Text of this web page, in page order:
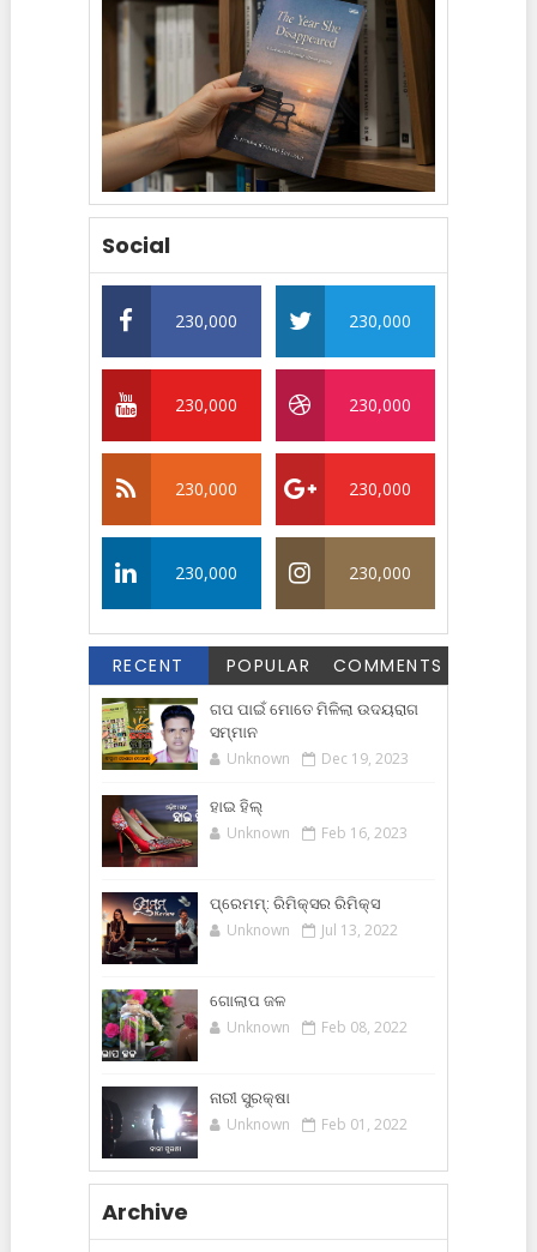
Social
230,000 230,000
230,000 230,000
230,000 230,000
230,000 230,000
RECENT POPULAR COMMENTS
ଗପ ପାଇଁ ମୋତେ ମିଳିଲା ଉଦୟରାଗ
ସମ୍ମାନ
Unknown Dec 19, 2023
ହାଇ ହିଲ୍
Unknown Feb 16, 2023
ପ୍ରେମମ୍: ରିମିକ୍ସର ରିମିକ୍ସ
Unknown Jul 13, 2022
ଗୋଲାପ ଜଳ
Unknown Feb 08, 2022
ନାରୀ ସୁରକ୍ଷା
Unknown Feb 01, 2022
Archive